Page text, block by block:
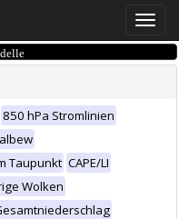
Toggle
850 hPa Stromlinien
Taupunkt CAPE/LI
Wolken